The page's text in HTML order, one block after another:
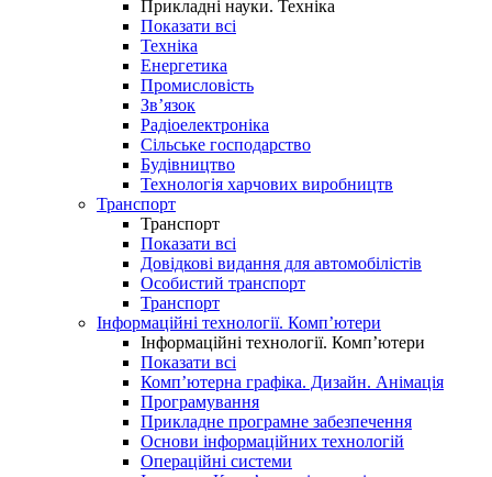
Прикладні науки. Техніка
Показати всі
Техніка
Енергетика
Промисловість
Зв’язок
Радіоелектроніка
Сільське господарство
Будівництво
Технологія харчових виробництв
Транспорт
Транспорт
Показати всі
Довідкові видання для автомобілістів
Особистий транспорт
Транспорт
Інформаційні технології. Комп’ютери
Інформаційні технології. Комп’ютери
Показати всі
Комп’ютерна графіка. Дизайн. Анімація
Програмування
Прикладне програмне забезпечення
Основи інформаційних технологій
Операційні системи